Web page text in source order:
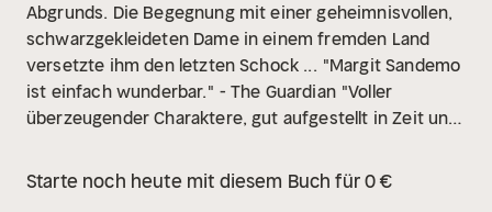
Abgrunds. Die Begegnung mit einer geheimnisvollen,
schwarzgekleideten Dame in einem fremden Land
versetzte ihm den letzten Schock ... "Margit Sandemo
ist einfach wunderbar." - The Guardian "Voller
überzeugender Charaktere, gut aufgestellt in Zeit und
werden groß und möglicherweise zuckt es auch
Starte noch heute mit diesem Buch für 0 €